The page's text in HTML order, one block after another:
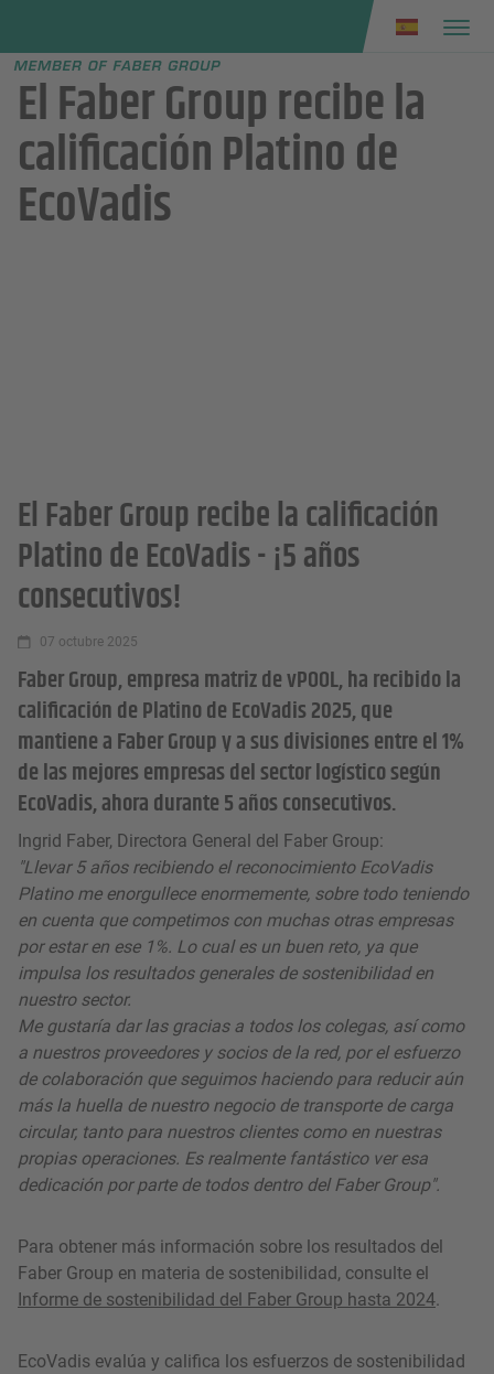
menu
El Faber Group recibe la
calificación Platino de
EcoVadis
El Faber Group recibe la calificación
Platino de EcoVadis - ¡5 años
consecutivos!
07 octubre 2025
Faber Group, empresa matriz de vPOOL, ha recibido la
calificación de Platino de EcoVadis 2025, que
mantiene a Faber Group y a sus divisiones entre el 1%
de las mejores empresas del sector logístico según
EcoVadis, ahora durante 5 años consecutivos.
Ingrid Faber, Directora General del Faber Group:
"Llevar 5 años recibiendo el reconocimiento EcoVadis
Platino me enorgullece enormemente, sobre todo teniendo
en cuenta que competimos con muchas otras empresas
por estar en ese 1%. Lo cual es un buen reto, ya que
impulsa los resultados generales de sostenibilidad en
nuestro sector.
Me gustaría dar las gracias a todos los colegas, así como
a nuestros proveedores y socios de la red, por el esfuerzo
de colaboración que seguimos haciendo para reducir aún
más la huella de nuestro negocio de transporte de carga
circular, tanto para nuestros clientes como en nuestras
propias operaciones. Es realmente fantástico ver esa
dedicación por parte de todos dentro del Faber Group".
Para obtener más información sobre los resultados del
Faber Group en materia de sostenibilidad, consulte el
Informe de sostenibilidad del Faber Group hasta 2024.
EcoVadis evalúa y califica los esfuerzos de sostenibilidad